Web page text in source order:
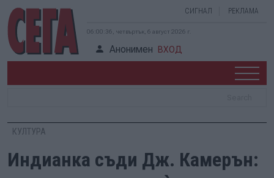
СИГНАЛ РЕКЛАМА
06:00:38, четвъртък, 6 август 2026 г.
Анонимен ВХОД
КУЛТУРА
Индианка съди Дж. Камерън: